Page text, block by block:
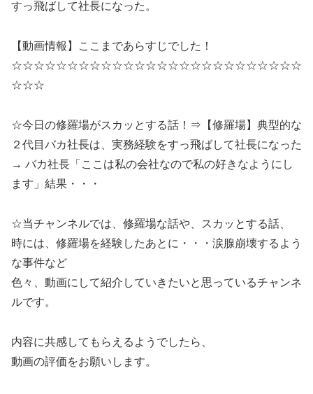
すっ飛ばして社長になった。
【動画情報】ここまであらすじでした！
☆☆☆☆☆☆☆☆☆☆☆☆☆☆☆☆☆☆☆☆☆☆☆☆☆☆
☆☆☆
☆今日の修羅場がスカッとする話！⇒【修羅場】典型的な
２代目バカ社長は、実務経験をすっ飛ばして社長になった
→ バカ社長「ここは私の会社なので私の好きなようにし
ます」結果・・・
☆当チャンネルでは、修羅場な話や、スカッとする話、
時には、修羅場を経験したあとに・・・涙腺崩壊するよう
な事件など
色々、動画にして紹介していきたいと思っているチャンネ
ルです。
内容に共感してもらえるようでしたら、
動画の評価をお願いします。